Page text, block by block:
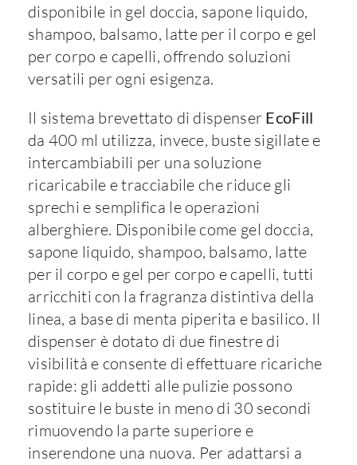
disponibile in gel doccia, sapone liquido,
shampoo, balsamo, latte per il corpo e gel
per corpo e capelli, offrendo soluzioni
versatili per ogni esigenza.
Il sistema brevettato di dispenser EcoFill
da 400 ml utilizza, invece, buste sigillate e
intercambiabili per una soluzione
ricaricabile e tracciabile che riduce gli
sprechi e semplifica le operazioni
alberghiere. Disponibile come gel doccia,
sapone liquido, shampoo, balsamo, latte
per il corpo e gel per corpo e capelli, tutti
arricchiti con la fragranza distintiva della
linea, a base di menta piperita e basilico. Il
dispenser è dotato di due finestre di
visibilità e consente di effettuare ricariche
rapide: gli addetti alle pulizie possono
sostituire le buste in meno di 30 secondi
rimuovendo la parte superiore e
inserendone una nuova. Per adattarsi a